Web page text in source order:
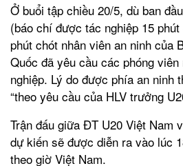
Ở buổi tập chiều 20/5, dù ban
(báo chí được tác nghiệp 15
phút chót nhân viên an ninh của
Quốc đã yêu cầu các phóng
nghiệp. Lý do được phía an ninh
“theo yêu cầu của HLV trưởng
Trận đấu giữa ĐT U20 Việt Nam
dự kiến sẽ được diễn ra vào lúc
theo giờ Việt Nam.